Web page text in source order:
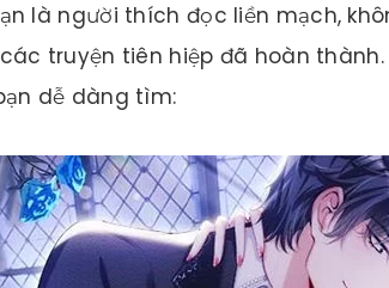
là người thích đọc liền mạch,
truyện tiên hiệp đã hoàn
dễ dàng tìm: